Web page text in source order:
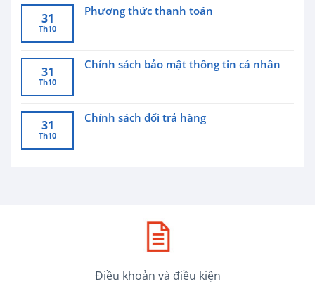
31
Th10
Phương thức thanh toán
31
Th10
Chính sách bảo mật thông tin cá nhân
31
Th10
Chính sách đổi trả hàng
Điều khoản và điều kiện